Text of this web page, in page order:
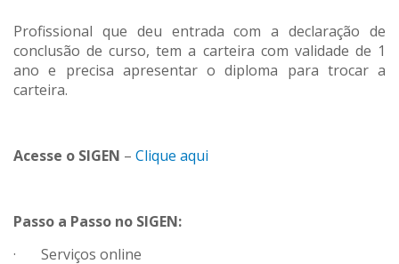
Profissional que deu entrada com a declaração de
conclusão de curso, tem a carteira com validade de 1
ano e precisa apresentar o diploma para trocar a
carteira.
Acesse o SIGEN – Clique aqui
Passo a Passo no SIGEN:
· Serviços online